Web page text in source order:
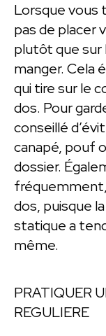
Lorsque vous
pas de placer
plutôt que sur
manger. Cela
qui tire sur le
dos. Pour
conseillé
canapé, pouf
dossier.
dos, puisque
statique a
même.
PRATIQUER
REGULIERE